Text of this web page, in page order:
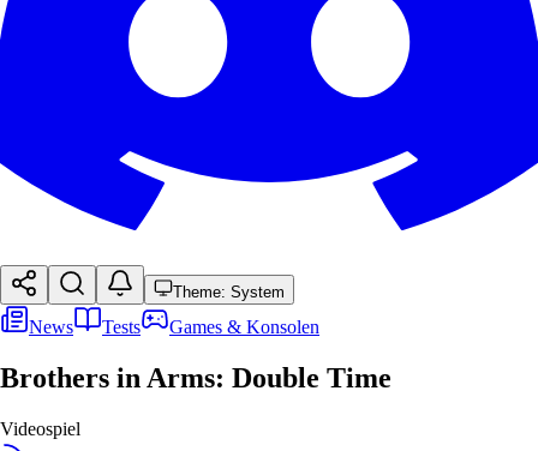
Theme: System
News Tests Games & Konsolen
Brothers in Arms: Double Time
Videospiel